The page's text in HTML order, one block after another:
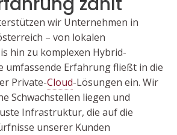
wir Unternehmen in
– von lokalen
hin zu komplexen Hybrid-
umfassende Erfahrung fließt in die
Private-Cloud-Lösungen ein. Wir
Schwachstellen liegen und
Infrastruktur, die auf die
unserer Kunden